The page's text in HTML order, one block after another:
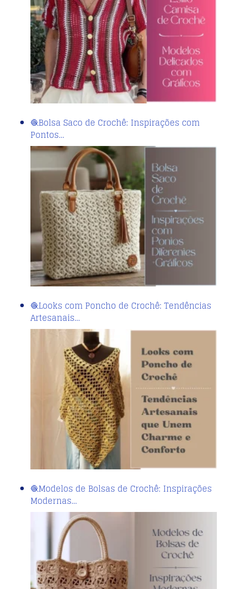
🧶Bolsa Saco de Crochê: Inspirações com
Pontos…
🧶Looks com Poncho de Crochê: Tendências
Artesanais…
🧶Modelos de Bolsas de Crochê: Inspirações
Modernas…